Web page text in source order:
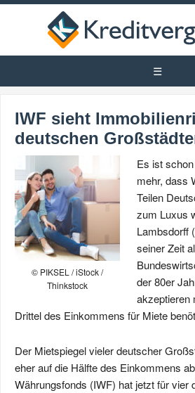
IWF sieht
deutschen
© PIKSEL / iStock /
Thinkstock
Es ist
mehr, dass
Teilen
zum Luxus
Lambsdorff
seiner Zeit
der 80er
akzeptieren
Drittel des Einkommens für Miete
Der Mietspiegel vieler deutscher
eher auf die Hälfte des Einkommens
Währungsfonds (IWF) hat jetzt für vier